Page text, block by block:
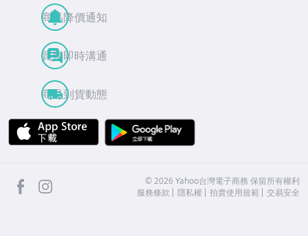
商品降價通知
買賣即時溝通
商品到貨動態
APP Store
facebook ©2026 Yahoo台灣電子商務 保留所有權利
服務條款
隱私權 拍賣使用規範 交易安全